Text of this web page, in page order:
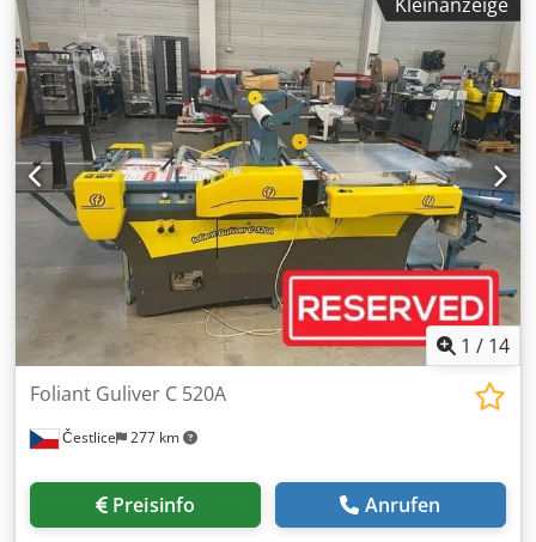
m³/h Drehzahl: 1000 U/min KW: 2,7
1 / 14
Čestlice 277 km
Foliant Guliver C 520A
Preisinfo Anrufen